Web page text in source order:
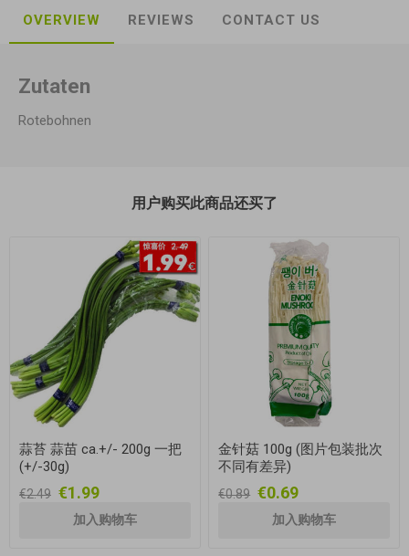
OVERVIEW REVIEWS CONTACT US
Zutaten
Rotebohnen
用户购买此商品还买了
蒜苔 蒜苗 ca.+/- 200g 一把
(+/-30g)
€2.49 €1.99
金针菇 100g (图片包装批次
不同有差异)
€0.89 €0.69